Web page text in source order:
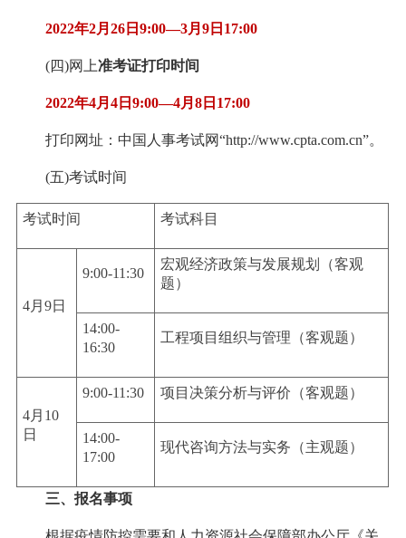
2022年2月26日9:00—3月9日17:00
(四)网上准考证打印时间
2022年4月4日9:00—4月8日17:00
打印网址：中国人事考试网“http://www.cpta.com.cn”。
(五)考试时间
考试时间 考试科目
4月9日
9:00-11:30
宏观经济政策与发展规划（客观
题）
14:00-
16:30
工程项目组织与管理（客观题）
4月10
日
9:00-11:30 项目决策分析与评价（客观题）
14:00-
17:00
现代咨询方法与实务（主观题）
三、报名事项